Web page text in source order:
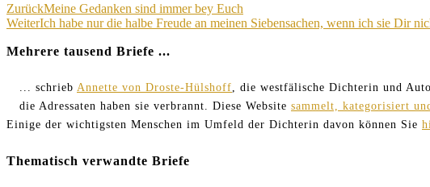
Beitragsnavigation
ZurückMeine Gedanken sind immer bey Euch
WeiterIch habe nur die halbe Freude an meinen Siebensachen, wenn ich sie Dir
Mehrere tausend Briefe ...
... schrieb Annette von Droste-Hülshoff , die westfälische Dichterin und
die Adressaten haben sie verbrannt. Diese Website sammelt, kategorisiert
Einige der wichtigsten Menschen im Umfeld der Dichterin davon können Sie
Thematisch verwandte Briefe